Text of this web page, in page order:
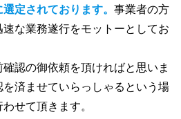
選定されております。 事業者の方
な業務遂行をモットーとしてお
認の御依頼を頂ければと思いま
済ませていらっしゃるという場
せて頂きます。